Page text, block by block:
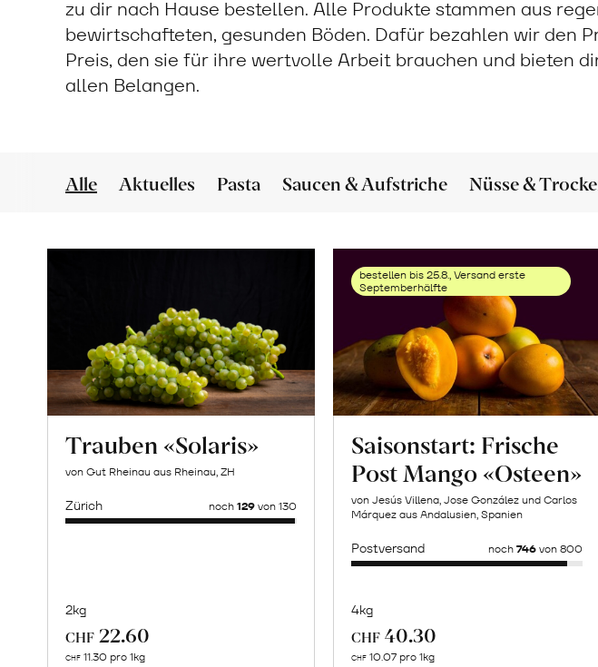
zu dir nach Hause bestellen. Alle Produkte stammen aus
bewirtschafteten, gesunden Böden. Dafür bezahlen wir den
Preis, den sie für ihre wertvolle Arbeit brauchen und bieten
allen Belangen.
Alle Aktuelles Pasta Saucen & Aufstriche Nüsse &
Trauben «Solaris»
von Gut Rheinau aus Rheinau, ZH
Zürich noch 129von 130
2kg
CHF 22.60
CHF 11.30 pro 1kg
bestellen bis 25.8., Versand erste
Septemberhälfte
Saisonstart: Frische
Post Mango «Osteen»
von Jesús Villena, Jose González und Carlos
Márquez aus Andalusien, Spanien
Postversand noch 746von 800
4kg
CHF 40.30
CHF 10.07 pro 1kg